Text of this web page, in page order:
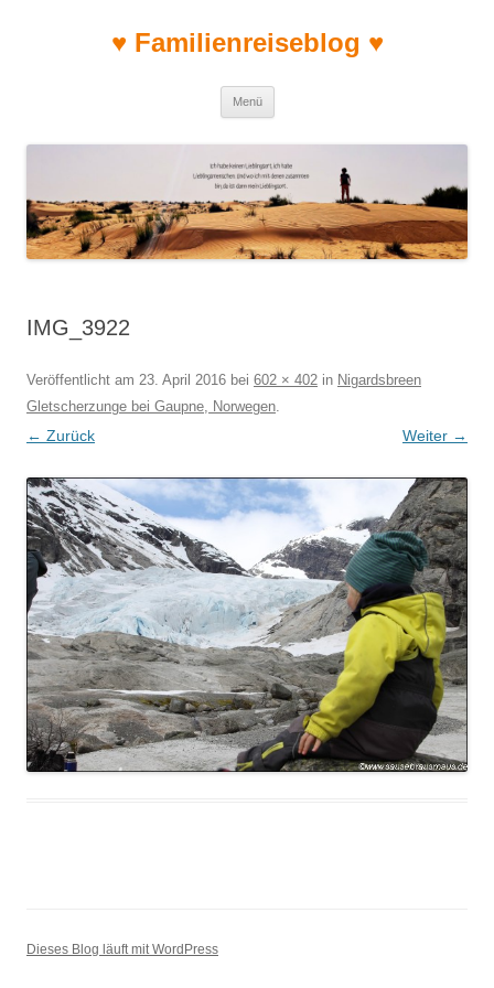
♥ Familienreiseblog ♥
Menü
IMG_3922
Veröffentlicht am 23. April 2016 bei 602 × 402 in Nigardsbreen
Gletscherzunge bei Gaupne, Norwegen.
← Zurück Weiter →
Dieses Blog läuft mit WordPress